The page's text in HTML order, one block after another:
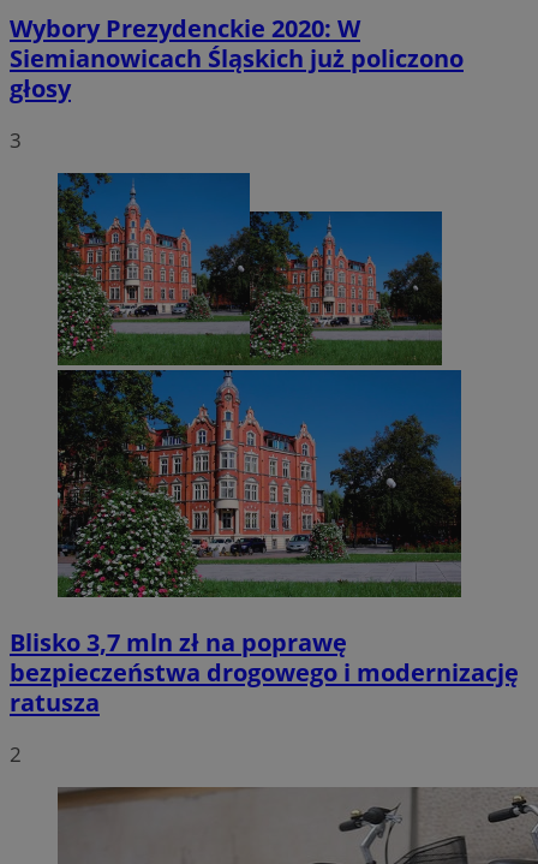
Wybory Prezydenckie 2020: W
Siemianowicach Śląskich już policzono
głosy
3
Blisko 3,7 mln zł na poprawę
bezpieczeństwa drogowego i modernizację
ratusza
2